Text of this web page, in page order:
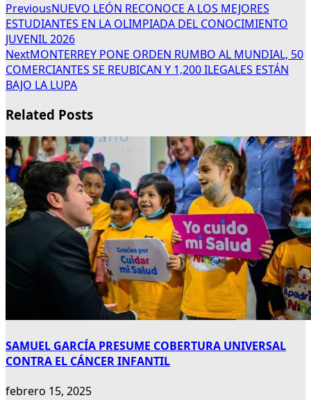
PreviousNUEVO LEÓN RECONOCE A LOS MEJORES
ESTUDIANTES EN LA OLIMPIADA DEL CONOCIMIENTO
JUVENIL 2026
NextMONTERREY PONE ORDEN RUMBO AL MUNDIAL, 50
COMERCIANTES SE REUBICAN Y 1,200 ILEGALES ESTÁN
BAJO LA LUPA
Related Posts
SAMUEL GARCÍA PRESUME COBERTURA UNIVERSAL
CONTRA EL CÁNCER INFANTIL
febrero 15, 2025